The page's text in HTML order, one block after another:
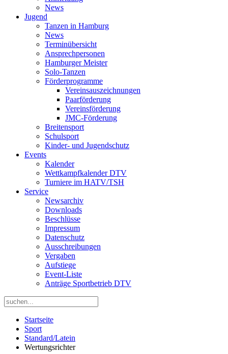
News
Jugend
Tanzen in Hamburg
News
Terminübersicht
Ansprechpersonen
Hamburger Meister
Solo-Tanzen
Förderprogramme
Vereinsauszeichnungen
Paarförderung
Vereinsförderung
JMC-Förderung
Breitensport
Schulsport
Kinder- und Jugendschutz
Events
Kalender
Wettkampfkalender DTV
Turniere im HATV/TSH
Service
Newsarchiv
Downloads
Beschlüsse
Impressum
Datenschutz
Ausschreibungen
Vergaben
Aufstiege
Event-Liste
Anträge Sportbetrieb DTV
Startseite
Sport
Standard/Latein
Wertungsrichter